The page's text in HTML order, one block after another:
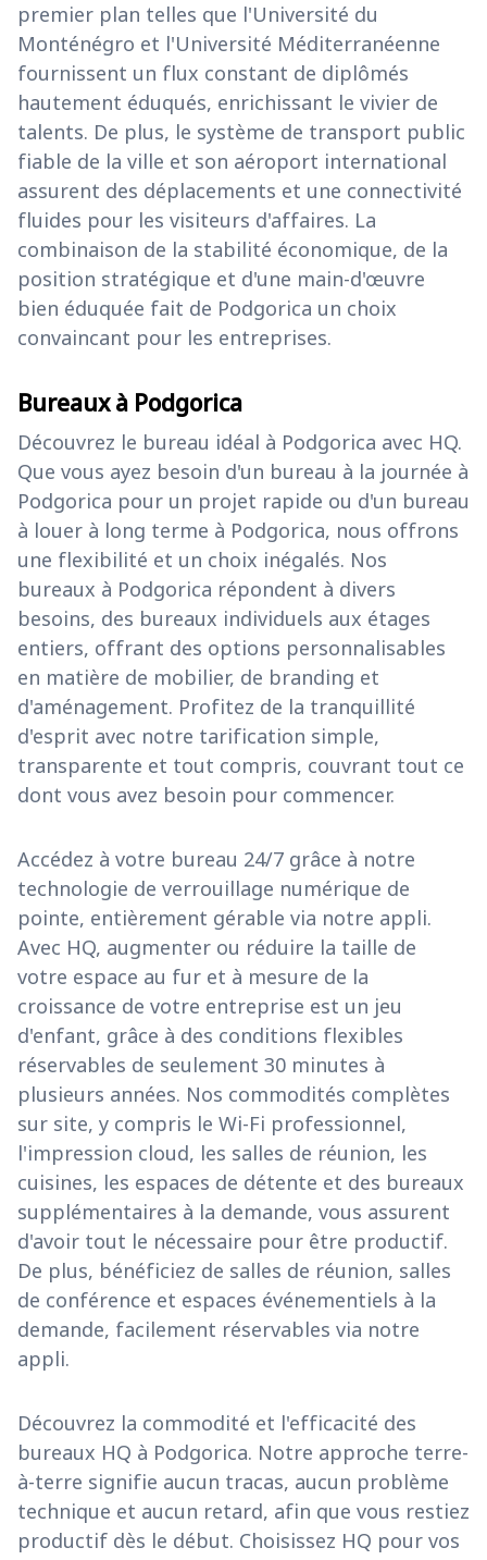
premier plan telles que l'Université du
Monténégro et l'Université Méditerranéenne
fournissent un flux constant de diplômés
hautement éduqués, enrichissant le vivier de
talents. De plus, le système de transport public
fiable de la ville et son aéroport international
assurent des déplacements et une connectivité
fluides pour les visiteurs d'affaires. La
combinaison de la stabilité économique, de la
position stratégique et d'une main-d'œuvre
bien éduquée fait de Podgorica un choix
convaincant pour les entreprises.
Bureaux à Podgorica
Découvrez le bureau idéal à Podgorica avec HQ.
Que vous ayez besoin d'un bureau à la journée à
Podgorica pour un projet rapide ou d'un bureau
à louer à long terme à Podgorica, nous offrons
une flexibilité et un choix inégalés. Nos
bureaux à Podgorica répondent à divers
besoins, des bureaux individuels aux étages
entiers, offrant des options personnalisables
en matière de mobilier, de branding et
d'aménagement. Profitez de la tranquillité
d'esprit avec notre tarification simple,
transparente et tout compris, couvrant tout ce
dont vous avez besoin pour commencer.
Accédez à votre bureau 24/7 grâce à notre
technologie de verrouillage numérique de
pointe, entièrement gérable via notre appli.
Avec HQ, augmenter ou réduire la taille de
votre espace au fur et à mesure de la
croissance de votre entreprise est un jeu
d'enfant, grâce à des conditions flexibles
réservables de seulement 30 minutes à
plusieurs années. Nos commodités complètes
sur site, y compris le Wi-Fi professionnel,
l'impression cloud, les salles de réunion, les
cuisines, les espaces de détente et des bureaux
supplémentaires à la demande, vous assurent
d'avoir tout le nécessaire pour être productif.
De plus, bénéficiez de salles de réunion, salles
de conférence et espaces événementiels à la
demande, facilement réservables via notre
appli.
Découvrez la commodité et l'efficacité des
bureaux HQ à Podgorica. Notre approche terre-
à-terre signifie aucun tracas, aucun problème
technique et aucun retard, afin que vous restiez
productif dès le début. Choisissez HQ pour vos